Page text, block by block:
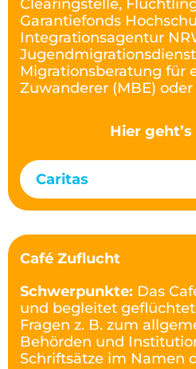
Clearingstelle,
Garantiefonds
Integrationsagentur
Migrationsberatung für
Zuwanderer (MBE)
Hier
Caritas
Café Zuflucht
Schwerpunkte: Das
und begleitet
Fragen z. B. zum
Behörden und
Schriftsätze im Namen